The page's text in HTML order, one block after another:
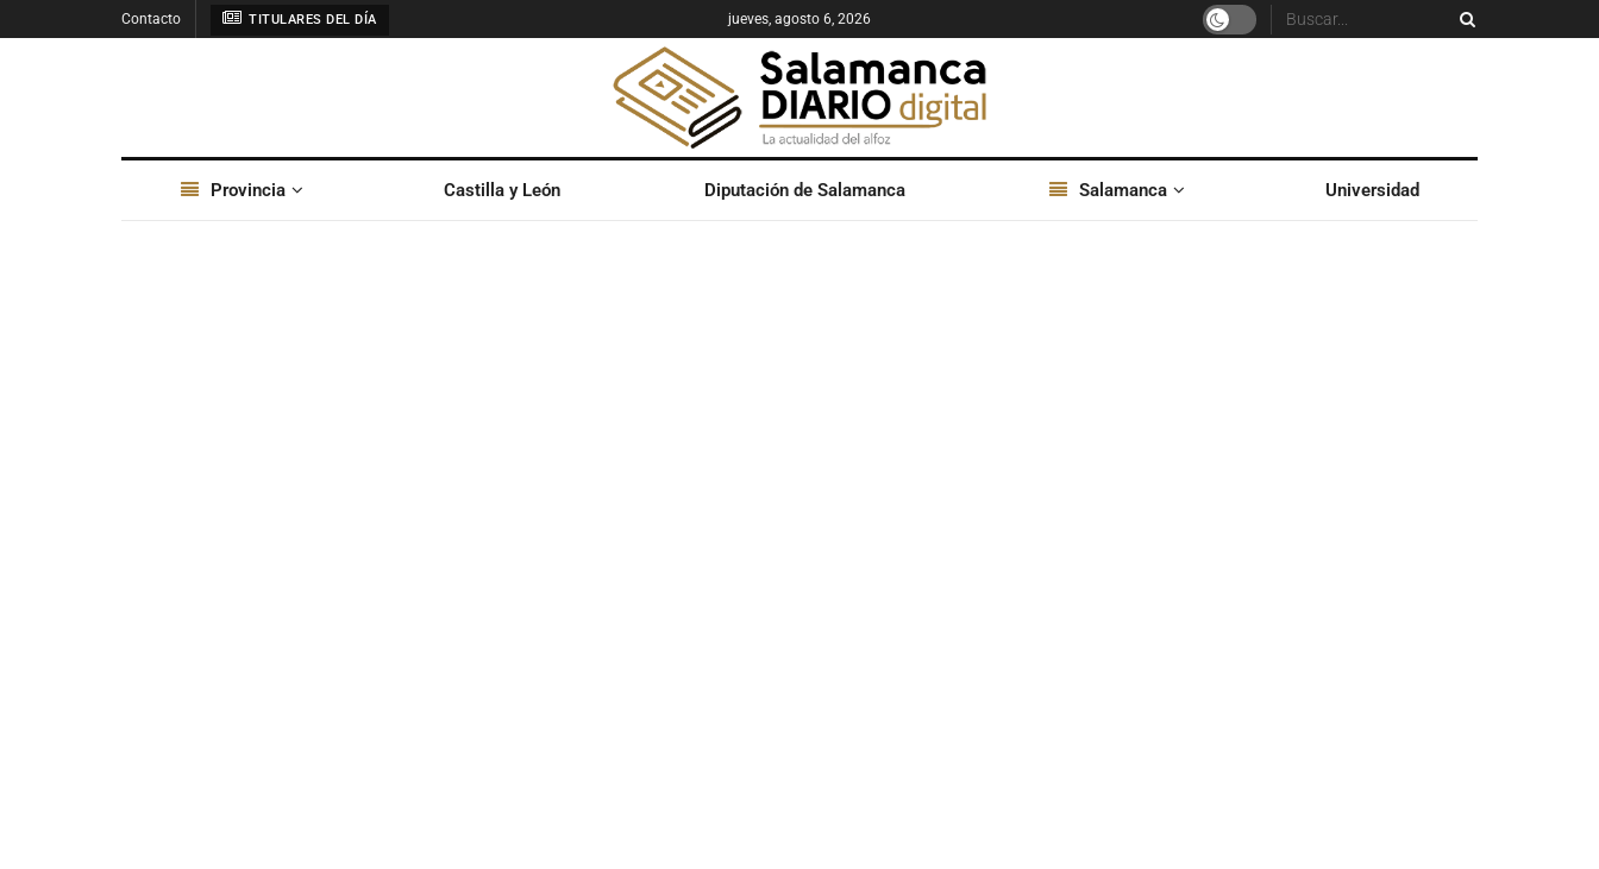
Contacto TITULARES DEL DÍA jueves, agosto 6, 2026
Provincia Castilla y León Diputación de Salamanca Salamanca Universidad